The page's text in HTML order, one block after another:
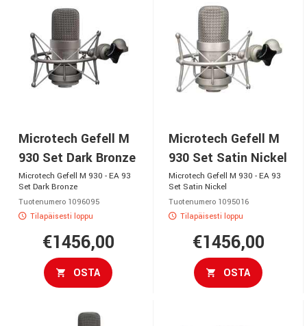
Microtech Gefell M
930 Set Dark Bronze
Microtech Gefell M 930 - EA 93
Set Dark Bronze
Tuotenumero 1096095
Tilapäisesti loppu
€1456,00
OSTA
Microtech Gefell M
930 Set Satin Nickel
Microtech Gefell M 930 - EA 93
Set Satin Nickel
Tuotenumero 1095016
Tilapäisesti loppu
€1456,00
OSTA